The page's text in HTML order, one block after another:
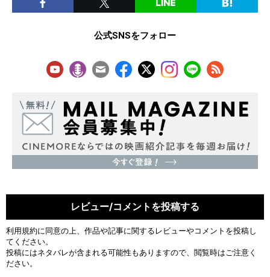
公式SNSをフォロー
レビュー/コメントを投稿する
利用規約に同意の上、作品や記事に関するレビューやコメントを投稿し
てください。
投稿にはネタバレが含まれる可能性もありますので、閲覧時はご注意く
ださい。